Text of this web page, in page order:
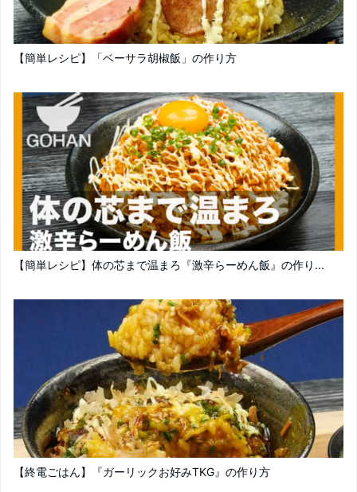
【簡単レシピ】「ベーサラ胡椒飯」の作り方
【簡単レシピ】体の芯まで温まろ『激辛らーめん飯』の作り...
【終電ごはん】『ガーリックお好みTKG』の作り方